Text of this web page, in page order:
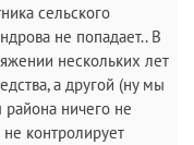
сельского
не попадает.. В
нескольких лет
а другой (ну мы
ничего не
контролирует